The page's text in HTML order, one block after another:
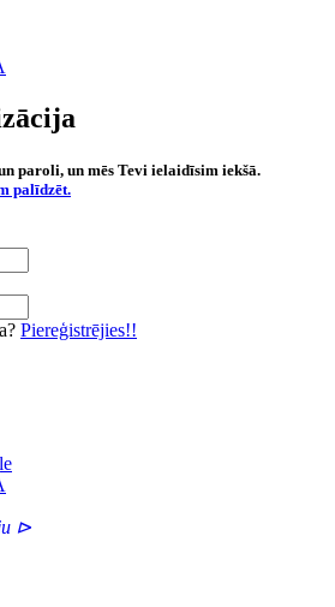
paroli, un mēs Tevi ielaidīsim iekšā.
palīdzēt.
Piereģistrējies!!
⊳